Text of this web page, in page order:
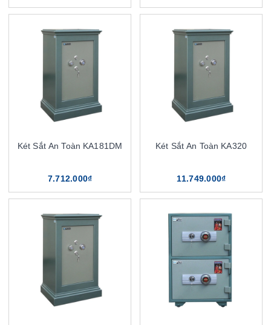
Két Sắt An Toàn KA181DM
7.712.000₫
Két Sắt An Toàn KA320
11.749.000₫